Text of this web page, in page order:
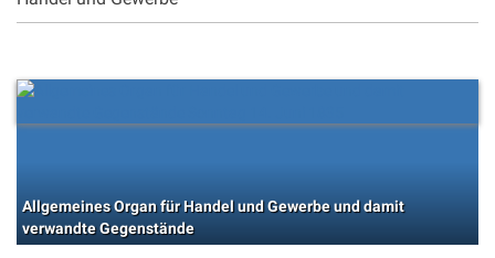
Allgemeines Organ für Handel und Gewerbe und damit
verwandte Gegenstände